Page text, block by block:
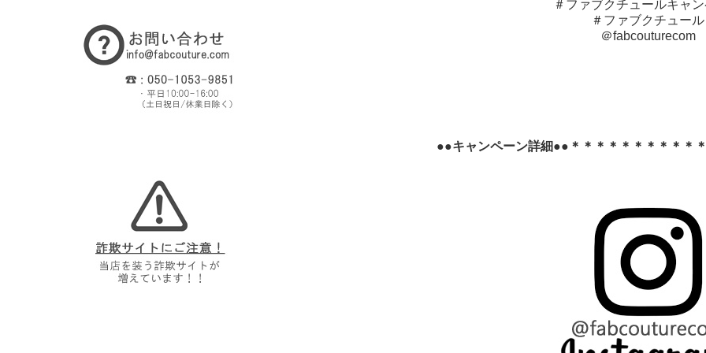
＃ファブクチュールキャ
＃ファブクチュール
＠fabcouturecom
●●キャンペーン詳細●●＊＊＊＊＊＊＊＊＊＊